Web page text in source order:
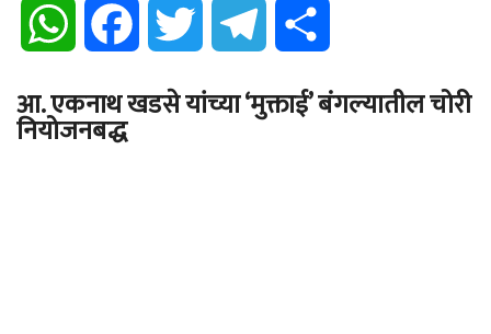
WhatsApp Facebook Twitter Telegram
आ. एकनाथ खडसे यांच्या ‘मुक्ताई’ बंगल्यातील चोरी
नियोजनबद्ध